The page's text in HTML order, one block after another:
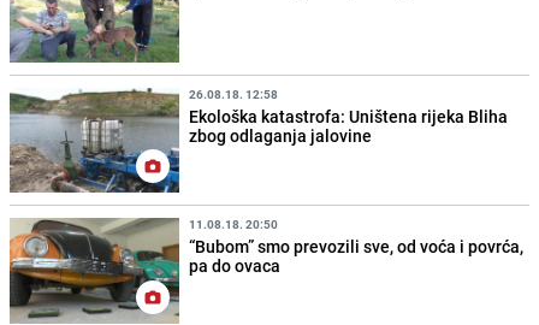
26.08.18. 12:58
Ekološka katastrofa: Uništena rijeka Bliha
zbog odlaganja jalovine
11.08.18. 20:50
“Bubom” smo prevozili sve, od voća i povrća,
pa do ovaca